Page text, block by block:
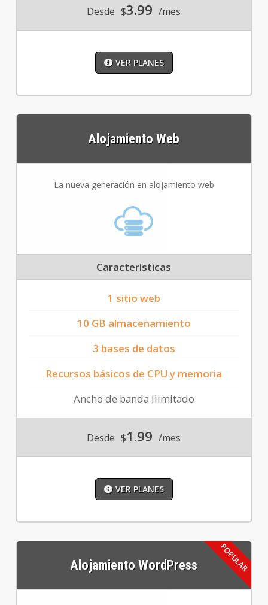
Desde $3.99 /mes
VER PLANES
Alojamiento Web
La nueva generación en alojamiento web
Características
1 sitio web
10 GB almacenamiento
3 bases de datos
Recursos básicos de CPU y memoria
Ancho de banda ilimitado
Desde $1.99 /mes
VER PLANES
Alojamiento WordPress